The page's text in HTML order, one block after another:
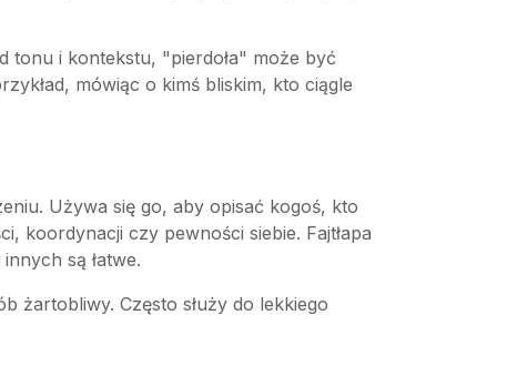
tonu i kontekstu, "pierdoła" może być
mówiąc o kimś bliskim, kto ciągle
Używa się go, aby opisać kogoś, kto
koordynacji czy pewności siebie. Fajtłapa
są łatwe.
żartobliwy. Często służy do lekkiego